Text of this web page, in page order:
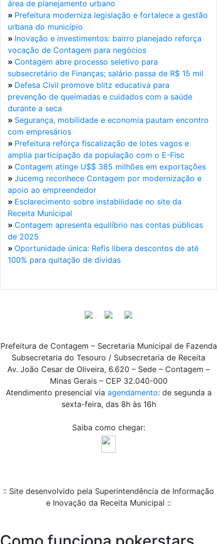
área de planejamento urbano
» Prefeitura moderniza legislação e fortalece a gestão
urbana do município
» Inovação e investimentos: bairro planejado reforça
vocação de Contagem para negócios
» Contagem abre processo seletivo para
subsecretário de Finanças; salário passa de R$ 15 mil
» Defesa Civil promove blitz educativa para
prevenção de queimadas e cuidados com a saúde
durante a seca
» Segurança, mobilidade e economia pautam encontro
com empresários
» Prefeitura reforça fiscalização de lotes vagos e
amplia participação da população com o E-Fisc
» Contagem atinge U$$ 385 milhões em exportações
» Jucemg reconhece Contagem por modernização e
apoio ao empreendedor
» Esclarecimento sobre instabilidade no site da
Receita Municipal
» Contagem apresenta equilíbrio nas contas públicas
de 2025
» Oportunidade única: Refis libera descontos de até
100% para quitação de dívidas
Prefeitura de Contagem – Secretaria Municipal de Fazenda
Subsecretaria do Tesouro / Subsecretaria de Receita
Av. João Cesar de Oliveira, 6.620 – Sede – Contagem –
Minas Gerais – CEP 32.040-000
Atendimento presencial via agendamento: de segunda a
sexta-feira, das 8h às 16h
Saiba como chegar:
:: Site desenvolvido pela Superintendência de Informação
e Inovação da Receita Municipal ::